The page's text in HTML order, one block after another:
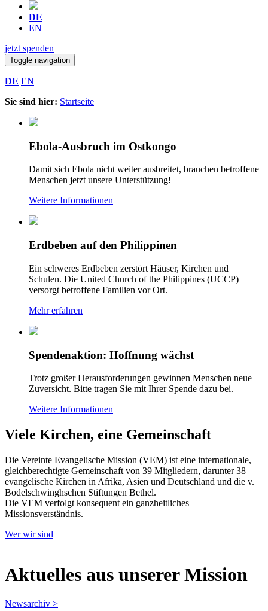
DE
EN
jetzt spenden
Toggle navigation
DE EN
Sie sind hier: Startseite
Ebola-Ausbruch im Ostkongo
Damit sich Ebola nicht weiter ausbreitet, brauchen betroffene
Menschen jetzt unsere Unterstützung!
Weitere Informationen
Erdbeben auf den Philippinen
Ein schweres Erdbeben zerstört Häuser, Kirchen und
Schulen. Die United Church of the Philippines (UCCP)
versorgt betroffene Familien vor Ort.
Mehr erfahren
Spendenaktion: Hoffnung wächst
Trotz großer Herausforderungen gewinnen Menschen neue
Zuversicht. Bitte tragen Sie mit Ihrer Spende dazu bei.
Weitere Informationen
Viele Kirchen, eine Gemeinschaft
Die Vereinte Evangelische Mission (VEM) ist eine internationale,
gleichberechtigte Gemeinschaft von 39 Mitgliedern, darunter 38
evangelische Kirchen in Afrika, Asien und Deutschland und die v.
Bodelschwinghschen Stiftungen Bethel.
Die VEM verfolgt konsequent ein ganzheitliches
Missionsverständnis.
Wer wir sind
Aktuelles aus unserer Mission
Newsarchiv >